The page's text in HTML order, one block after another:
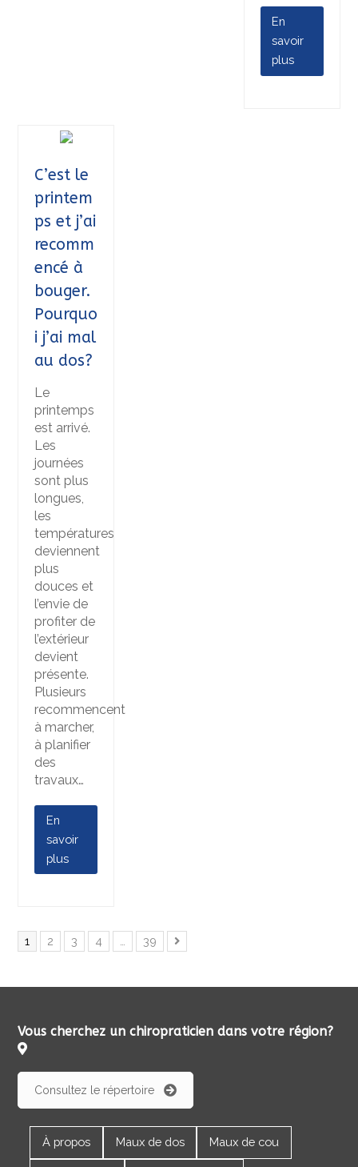
En
savoir
plus
C’est le
printem
ps et j’ai
recomm
encé à
bouger.
Pourquo
i j’ai mal
au dos?
Le
printemps
est arrivé.
Les
journées
sont plus
longues,
les
températures
deviennent
plus
douces et
l’envie de
profiter de
l’extérieur
devient
présente.
Plusieurs
recommencent
à marcher,
à planifier
des
travaux…
En
savoir
plus
Page
1 Page
2 Page
3 Page
4 Page
39 Suivant
Vous cherchez un chiropraticien dans votre région?
Consultez le répertoire
À propos Maux de dos Maux de cou